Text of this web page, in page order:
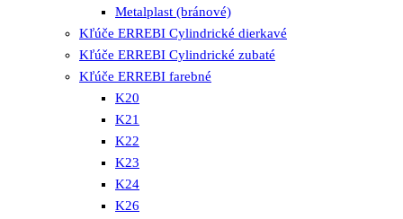
Metalplast (bránové)
Kľúče ERREBI Cylindrické dierkavé
Kľúče ERREBI Cylindrické zubaté
Kľúče ERREBI farebné
K20
K21
K22
K23
K24
K26